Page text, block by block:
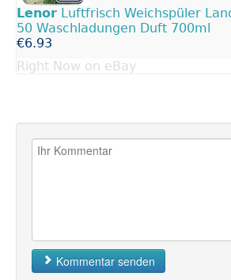
Lenor Luftfrisch Weichspüler
50 Waschladungen Duft 700ml
€6.93
Right Now on eBay
Kommentar senden